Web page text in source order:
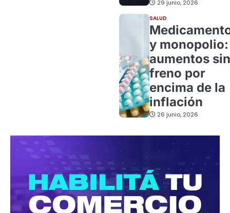
29 junio, 2026
SALUD
y monopolio:
aumentos sin
freno por
encima de la
inflación
26 junio, 2026